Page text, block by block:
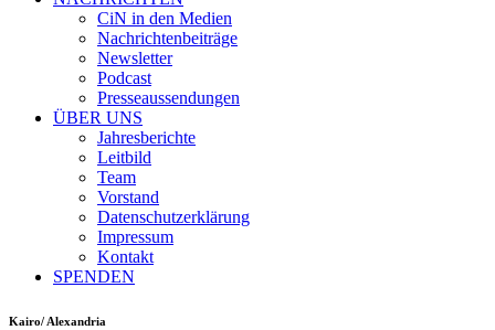
CiN in den Medien
Nachrichtenbeiträge
Newsletter
Podcast
Presseaussendungen
ÜBER UNS
Jahresberichte
Leitbild
Team
Vorstand
Datenschutzerklärung
Impressum
Kontakt
SPENDEN
Kairo/ Alexandria